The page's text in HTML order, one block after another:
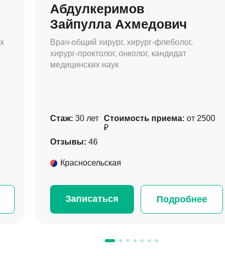
Абдулкеримов
Зайпулла Ахмедович
Врач-общий хирург, хирург-флеболог,
хирург-проктолог, онколог, кандидат
медицинских наук
Стаж: 30 лет Стоимость приема: от 2500
₽
Отзывы: 46
Красносельская
Записаться Подробнее